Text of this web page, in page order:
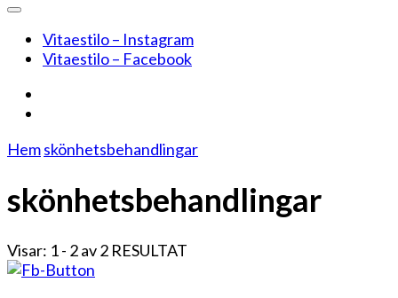
Vitaestilo – Instagram
Vitaestilo – Facebook
Hemskönhetsbehandlingar
skönhetsbehandlingar
Visar: 1 - 2 av 2 RESULTAT